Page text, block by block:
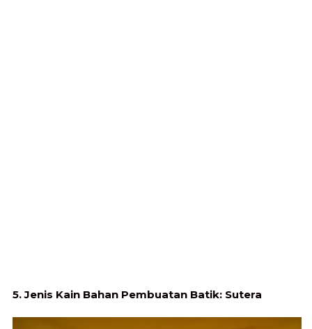
5. Jenis Kain Bahan Pembuatan Batik: Sutera